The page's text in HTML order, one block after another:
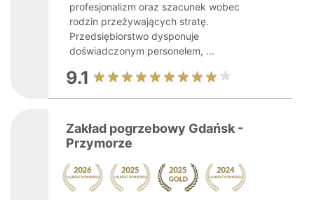
profesjonalizm oraz szacunek wobec
rodzin przeżywających stratę.
Przedsiębiorstwo dysponuje
doświadczonym personelem, ...
9.1
Zakład pogrzebowy Gdańsk -
Przymorze